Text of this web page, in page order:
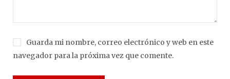
Guarda mi nombre, correo electrónico y web en este
navegador para la próxima vez que comente.